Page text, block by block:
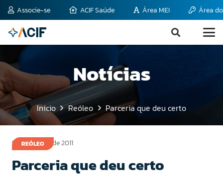
Associe-se ACIF Saúde Área MEI Área
Notícias
Início Reóleo Parceria que deu certo
REÓLEO
5 de outubro de 2011
Parceria que deu certo